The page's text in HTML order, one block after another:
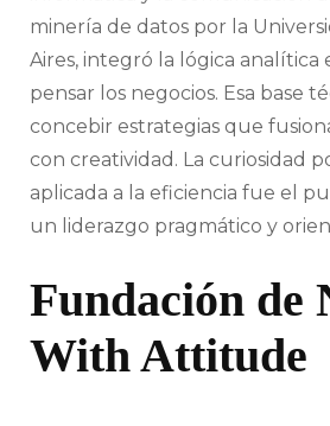
minería de datos por la
Aires, integró la lógica analítica
pensar los negocios. Esa base
concebir estrategias que
con creatividad. La curiosidad
aplicada a la eficiencia fue el
un liderazgo pragmático y
Fundación de
With Attitude